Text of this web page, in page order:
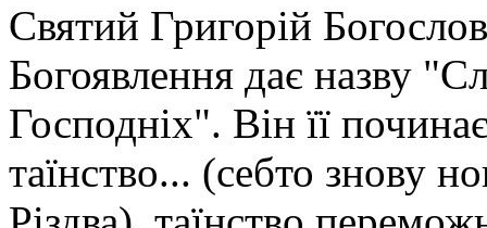
Святий Григорій
Богоявлення дає назву
Господніх". Він її
таїнство... (себто знову